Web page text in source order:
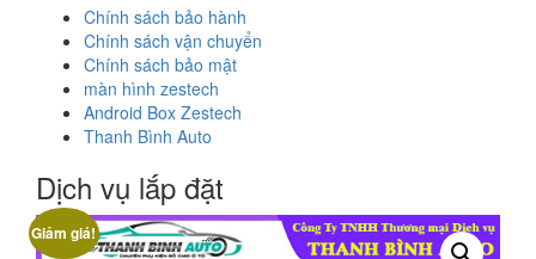
Chính sách bảo hành
Chính sách vận chuyển
Chính sách bảo mật
màn hình zestech
Android Box Zestech
Thanh Bình Auto
Dịch vụ lắp đặt
Giảm giá!